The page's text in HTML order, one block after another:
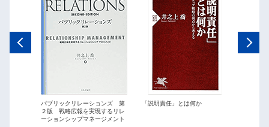
パブリックリレーションズ 第
２版 戦略広報を実現するリレ
ーションシップマネージメント
「説明責任」とは何か